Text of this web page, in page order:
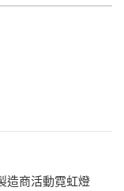
造商活動霓虹燈